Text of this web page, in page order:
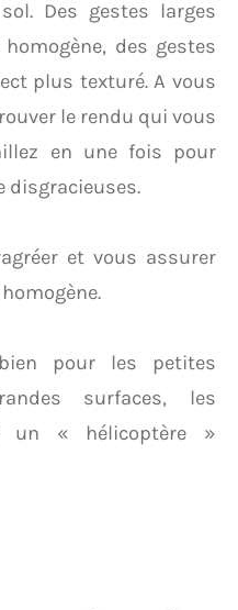
Des gestes larges
des gestes
plus texturé. A vous
le rendu qui vous
en une fois pour
disgracieuses.
et vous assurer
pour les petites
surfaces, les
un « hélicoptère »